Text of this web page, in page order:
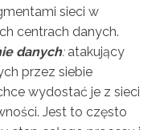
sieci w
centrach danych.
danych:atakujący
przez siebie
wydostać je z sieci
Jest to często